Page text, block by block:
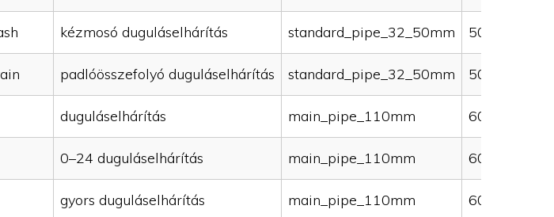
kézmosó duguláselhárítás standard_pipe_32_50mm 50000
padlóösszefolyó duguláselhárítás standard_pipe_32_50mm 50000
duguláselhárítás main_pipe_110mm 60000
0–24 duguláselhárítás main_pipe_110mm 60000
gyors duguláselhárítás main_pipe_110mm 60000